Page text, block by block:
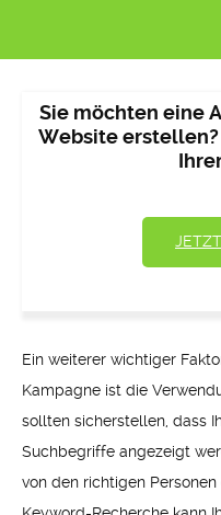
Sie möchten eine
Website
Ein weiterer wichtiger
Kampagne ist die
sollten sicherstellen, dass
Suchbegriffe angezeigt
von den richtigen